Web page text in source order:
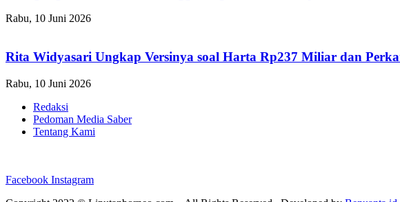
Rabu, 10 Juni 2026
Rita Widyasari Ungkap Versinya soal Harta Rp237 Miliar dan
Rabu, 10 Juni 2026
Redaksi
Pedoman Media Saber
Tentang Kami
Facebook Instagram